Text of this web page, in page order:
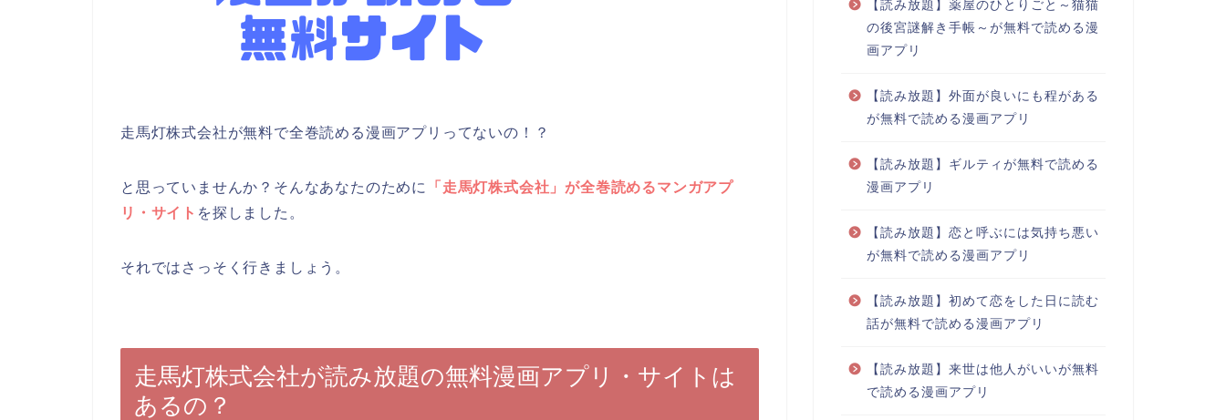
走馬灯株式会社が無料で全巻読める漫画アプリってないの！？
と思っていませんか？そんなあなたのために
「走馬灯株式会社」が全巻読めるマンガアプ
リ・サイト を探しました。
それではさっそく行きましょう。
走馬灯株式会社が読み放題の無料漫画アプリ・サイトは
あるの？
【読み放題】薬屋のひとりごと～猫猫
の後宮謎解き手帳～が無料で読める漫
画アプリ
【読み放題】外面が良いにも程がある
が無料で読める漫画アプリ
【読み放題】ギルティが無料で読める
漫画アプリ
【読み放題】恋と呼ぶには気持ち悪い
が無料で読める漫画アプリ
【読み放題】初めて恋をした日に読む
話が無料で読める漫画アプリ
【読み放題】来世は他人がいいが無料
で読める漫画アプリ